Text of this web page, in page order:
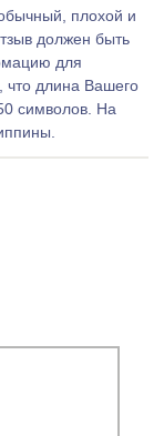
плохой и
должен быть
для
что длина Вашего
символов. На